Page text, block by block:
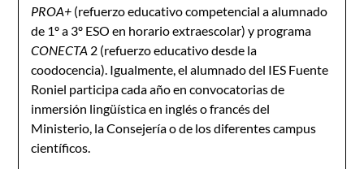
PROA+ (refuerzo educativo competencial a alumnado
de 1º a 3º ESO en horario extraescolar) y programa
CONECTA 2 (refuerzo educativo desde la
coodocencia). Igualmente, el alumnado del IES Fuente
Roniel participa cada año en convocatorias de
inmersión lingüística en inglés o francés del
Ministerio, la Consejería o de los diferentes campus
científicos.